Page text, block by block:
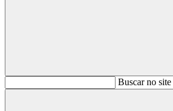
BuscarBuscar no site